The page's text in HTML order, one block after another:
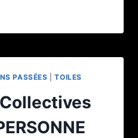
PASSÉES |TOILES